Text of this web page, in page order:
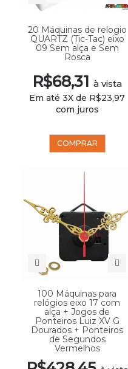
20 Máquinas de relogio
QUARTZ (Tic-Tac) eixo
09 Sem alça e Sem
Rosca
R$68,31 à vista
Em até 3X de R$23,97
com juros
COMPRAR
100 Máquinas para
relógios eixo 17 com
alça + Jogos de
Ponteiros Luiz XV G
Dourados + Ponteiros
de Segundos
Vermelhos